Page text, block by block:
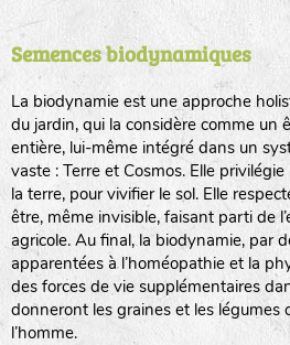
Semences biodynamiques
La biodynamie est une approche
du jardin, qui la considère comme un
entière, lui-même intégré dans un
vaste : Terre et Cosmos. Elle
la terre, pour vivifier le sol. Elle
être, même invisible, faisant parti de
agricole. Au final, la biodynamie, par
apparentées à l’homéopathie et la
des forces de vie supplémentaires
donneront les graines et les légumes
l’homme.
LA RÉFÉRENCE :F BEL20BPA1A (en
F : Fleurs.
Les autres catégories étant :
animaux sauvages
biodiversité